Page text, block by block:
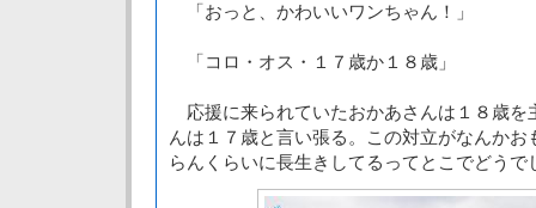
「おっと、かわいいワンちゃん！」
「コロ・オス・１７歳か１８歳」
応援に来られていたおかあさんは１８歳を
んは１７歳と言い張る。この対立がなんか
らんくらいに長生きしてるってとこでどうで